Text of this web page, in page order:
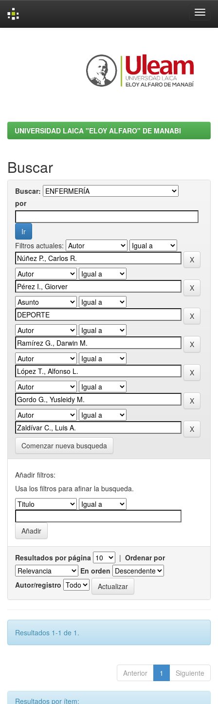
UNIVERSIDAD LAICA "ELOY ALFARO" DE MANABI
Buscar
Buscar:
por
Filtros actuales:
Comenzar nueva busqueda
Añadir filtros:
Usa los filtros para afinar la busqueda.
Resultados por página | Ordenar por
En orden
Autor/registro
Resultados 1-1 de 1.
Anterior 1 Siguiente
Resultados por ítem: